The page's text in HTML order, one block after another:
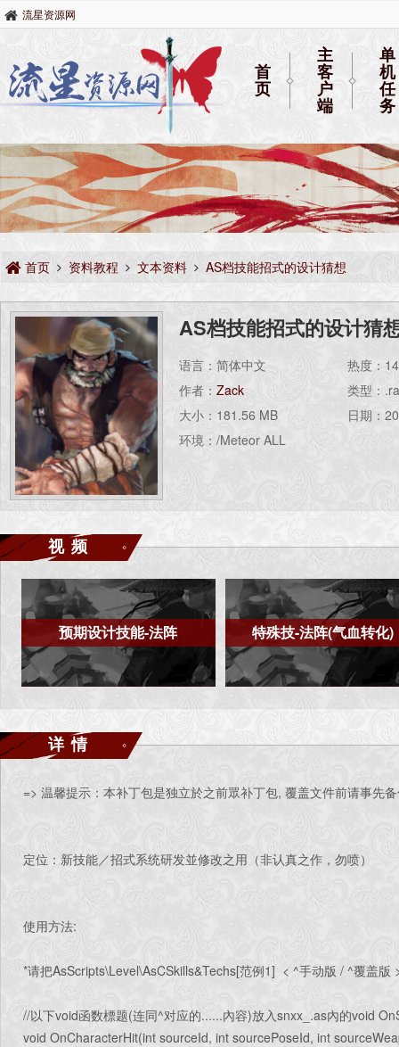
流星资源网
首
页
主
客
户
端
单
机
任
务
首页 资料教程 文本资料 AS档技能招式的设计猜想
AS档技能招式的设计猜
语言：简体中文
作者： Zack
大小：181.56 MB
环境：/Meteor ALL
热度：
类型：
日期：
视频
预期设计技能-法阵 特殊技-法阵(气血转化)
详情
=> 温馨提示：本补丁包是独立於之前眾补丁包, 覆盖文件前请事先
定位：新技能／招式系统研发並修改之用（非认真之作，勿喷）
使用方法:
*请把AsScripts\Level\AsCSkills&Techs[范例1] < ^手动版 / ^覆盖
//以下void函数標题(连同^对应的......內容)放入snxx_.as內的void
void OnCharacterHit(int sourceId, int sourcePoseId, int